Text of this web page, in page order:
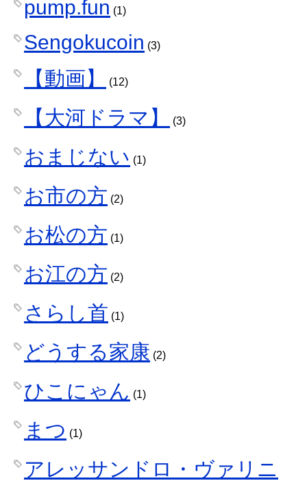
pump.fun (1)
Sengokucoin (3)
【動画】 (12)
【大河ドラマ】 (3)
おまじない (1)
お市の方 (2)
お松の方 (1)
お江の方 (2)
さらし首 (1)
どうする家康 (2)
ひこにゃん (1)
まつ (1)
アレッサンドロ・ヴァリニ